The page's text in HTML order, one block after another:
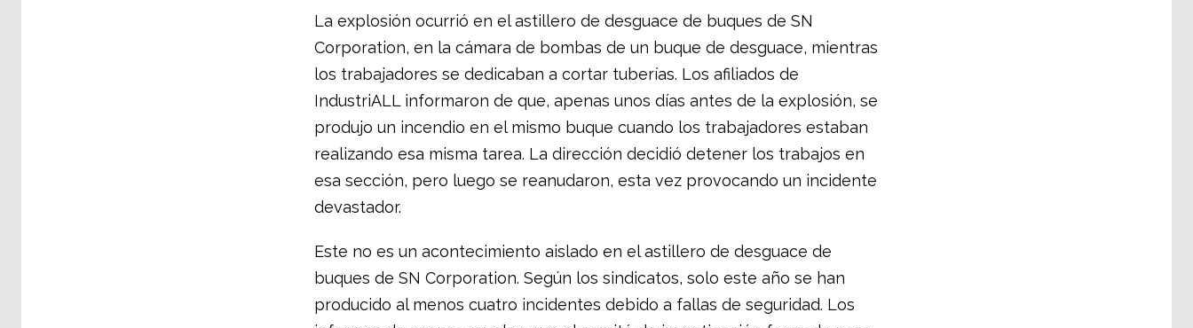
La explosión ocurrió en el astillero de desguace de buques de SN
Corporation, en la cámara de bombas de un buque de desguace, mientras
los trabajadores se dedicaban a cortar tuberías. Los afiliados de
IndustriALL informaron de que, apenas unos días antes de la explosión, se
produjo un incendio en el mismo buque cuando los trabajadores estaban
realizando esa misma tarea. La dirección decidió detener los trabajos en
esa sección, pero luego se reanudaron, esta vez provocando un incidente
devastador.
Este no es un acontecimiento aislado en el astillero de desguace de
buques de SN Corporation. Según los sindicatos, solo este año se han
producido al menos cuatro incidentes debido a fallas de seguridad. Los